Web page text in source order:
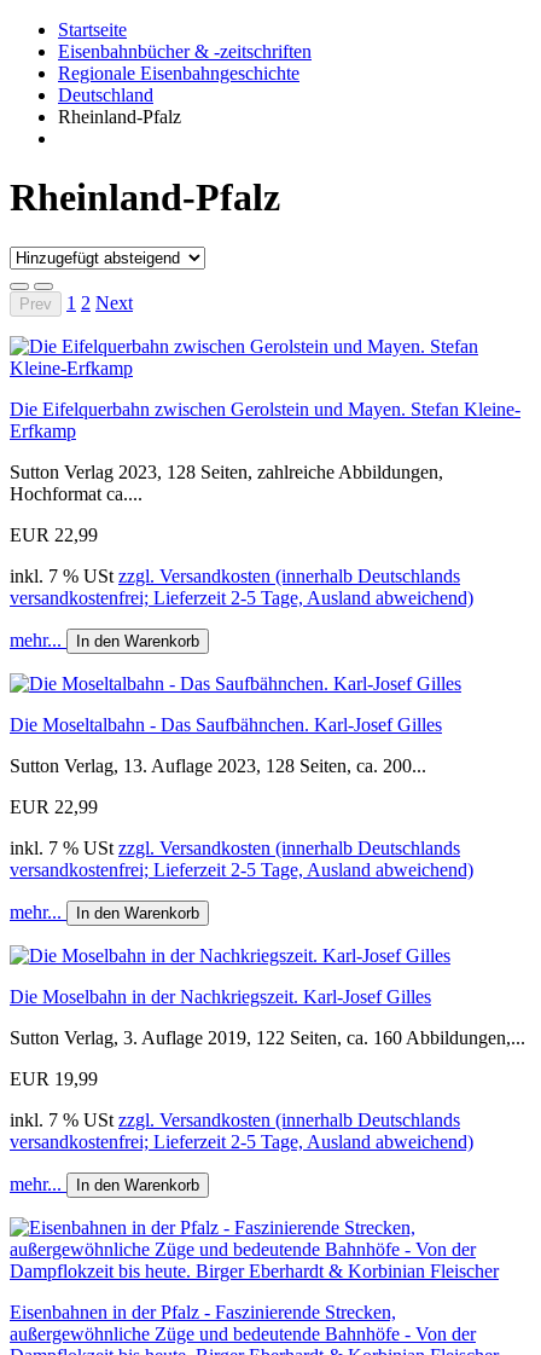
Startseite
Eisenbahnbücher & -zeitschriften
Regionale Eisenbahngeschichte
Deutschland
Rheinland-Pfalz
Rheinland-Pfalz
Prev 1 2 Next
Die Eifelquerbahn zwischen Gerolstein und Mayen. Stefan Kleine-
Erfkamp
Sutton Verlag 2023, 128 Seiten, zahlreiche Abbildungen,
Hochformat ca....
EUR 22,99
inkl. 7 % USt zzgl. Versandkosten (innerhalb Deutschlands
versandkostenfrei; Lieferzeit 2-5 Tage, Ausland abweichend)
mehr... In den Warenkorb
Die Moseltalbahn - Das Saufbähnchen. Karl-Josef Gilles
Sutton Verlag, 13. Auflage 2023, 128 Seiten, ca. 200...
EUR 22,99
inkl. 7 % USt zzgl. Versandkosten (innerhalb Deutschlands
versandkostenfrei; Lieferzeit 2-5 Tage, Ausland abweichend)
mehr... In den Warenkorb
Die Moselbahn in der Nachkriegszeit. Karl-Josef Gilles
Sutton Verlag, 3. Auflage 2019, 122 Seiten, ca. 160 Abbildungen,...
EUR 19,99
inkl. 7 % USt zzgl. Versandkosten (innerhalb Deutschlands
versandkostenfrei; Lieferzeit 2-5 Tage, Ausland abweichend)
mehr... In den Warenkorb
Eisenbahnen in der Pfalz - Faszinierende Strecken,
außergewöhnliche Züge und bedeutende Bahnhöfe - Von der